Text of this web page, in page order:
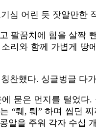
심 어린 듯 잣알만한
팔꿈치에 힘을 살짝
소리와 함께 가볍게
찬했다. 싱글벙글 다
묻은 먼지를 털었다
“퉤, 퉤” 하며 씹던
알을 주워 각자 수십